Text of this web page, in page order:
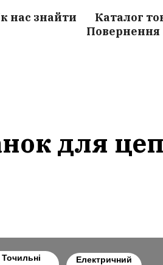
нас знайти Каталог
Повернення
для
Точильні
Електричний